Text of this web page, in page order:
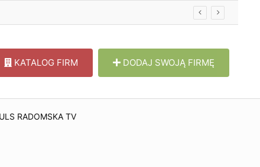
KATALOG FIRM DODAJ SWOJĄ FIRMĘ
RADOMSKA TV